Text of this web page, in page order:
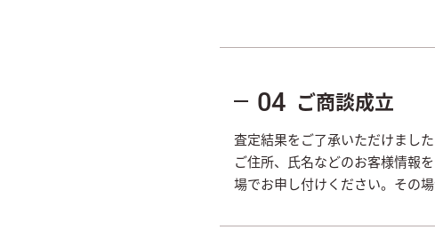
04 ご商談成立
査定結果をご了承いただけまし
ご住所、氏名などのお客様情報
場でお申し付けください。その